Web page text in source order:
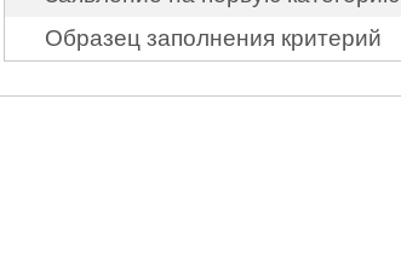
Образец заполнения критерий